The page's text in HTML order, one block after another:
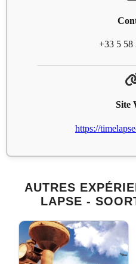
+33 5 58
Site
https://
AUTRES
LAPSE -